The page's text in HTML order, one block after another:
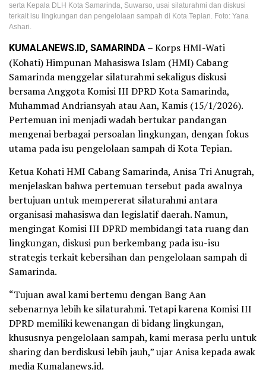
serta Kepala DLH Kota Samarinda, Suwarso, usai silaturahmi dan diskusi
terkait isu lingkungan dan pengelolaan sampah di Kota Tepian. Foto: Yana
Ashari.
KUMALANEWS.ID, SAMARINDA– Korps HMI-Wati
(Kohati) Himpunan Mahasiswa Islam (HMI) Cabang
Samarinda menggelar silaturahmi sekaligus diskusi
bersama Anggota Komisi III DPRD Kota Samarinda,
Muhammad Andriansyah atau Aan, Kamis (15/1/2026).
Pertemuan ini menjadi wadah bertukar pandangan
mengenai berbagai persoalan lingkungan, dengan fokus
utama pada isu pengelolaan sampah di Kota Tepian.
Ketua Kohati HMI Cabang Samarinda, Anisa Tri Anugrah,
menjelaskan bahwa pertemuan tersebut pada awalnya
bertujuan untuk mempererat silaturahmi antara
organisasi mahasiswa dan legislatif daerah. Namun,
mengingat Komisi III DPRD membidangi tata ruang dan
lingkungan, diskusi pun berkembang pada isu-isu
strategis terkait kebersihan dan pengelolaan sampah di
Samarinda.
“Tujuan awal kami bertemu dengan Bang Aan
sebenarnya lebih ke silaturahmi. Tetapi karena Komisi III
DPRD memiliki kewenangan di bidang lingkungan,
khususnya pengelolaan sampah, kami merasa perlu untuk
sharing dan berdiskusi lebih jauh,” ujar Anisa kepada awak
media Kumalanews.id.